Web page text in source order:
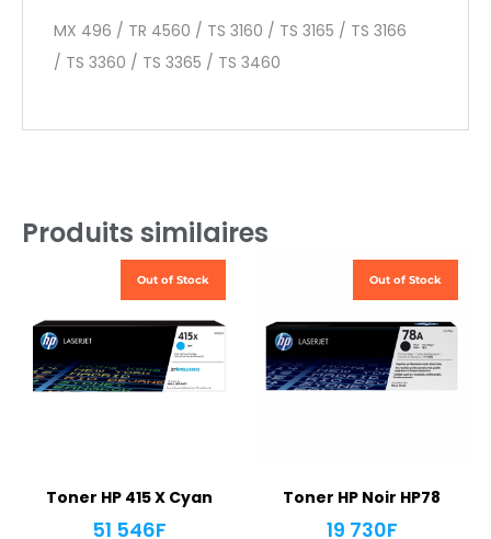
MX 496 / TR 4560 / TS 3160 / TS 3165 / TS 3166
/ TS 3360 / TS 3365 / TS 3460
Produits similaires
Out of Stock
Toner HP 415 X Cyan
51 546F
Out of Stock
Toner HP Noir HP78
19 730F